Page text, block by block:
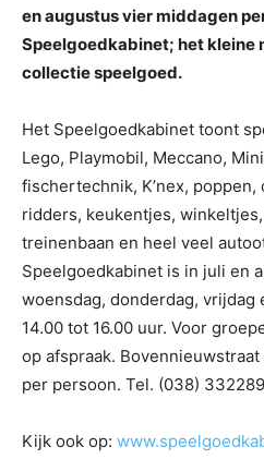
en augustus vier middagen
Speelgoedkabinet; het kleine
collectie speelgoed.
Het Speelgoedkabinet toont
Lego, Playmobil, Meccano,
fischertechnik, K’nex, poppen,
ridders, keukentjes,
treinenbaan en heel veel
Speelgoedkabinet is in juli en
woensdag, donderdag, vrijdag
14.00 tot 16.00 uur. Voor
op afspraak.
per persoon. Tel. (038)
Kijk ook op: